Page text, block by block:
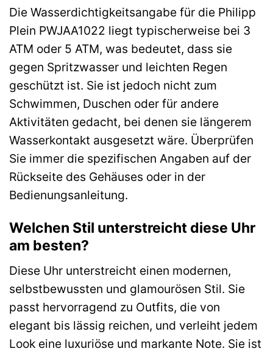
Die Wasserdichtigkeitsangabe für die Philipp
Plein PWJAA1022 liegt typischerweise bei 3
ATM oder 5 ATM, was bedeutet, dass sie
gegen Spritzwasser und leichten Regen
geschützt ist. Sie ist jedoch nicht zum
Schwimmen, Duschen oder für andere
Aktivitäten gedacht, bei denen sie längerem
Wasserkontakt ausgesetzt wäre. Überprüfen
Sie immer die spezifischen Angaben auf der
Rückseite des Gehäuses oder in der
Bedienungsanleitung.
Welchen Stil unterstreicht diese Uhr
am besten?
Diese Uhr unterstreicht einen modernen,
selbstbewussten und glamourösen Stil. Sie
passt hervorragend zu Outfits, die von
elegant bis lässig reichen, und verleiht jedem
Look eine luxuriöse und markante Note. Sie ist